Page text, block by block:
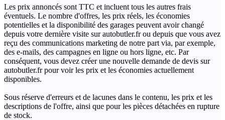
Les prix annoncés sont TTC et incluent tous les autres frais
éventuels. Le nombre d'offres, les prix réels, les économies
potentielles et la disponibilité des garages peuvent avoir changé
depuis votre dernière visite sur autobutler.fr ou depuis que vous avez
reçu des communications marketing de notre part via, par exemple,
des e-mails, des campagnes en ligne ou hors ligne, etc. Par
conséquent, vous devez créer une nouvelle demande de devis sur
autobutler.fr pour voir les prix et les économies actuellement
disponibles.
Sous réserve d'erreurs et de lacunes dans le contenu, les prix et les
descriptions de l'offre, ainsi que pour les pièces détachées en rupture
de stock.